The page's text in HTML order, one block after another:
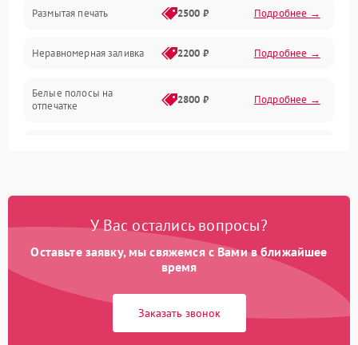
Панель управления и индикация
Режим работы
Питание и запуск
Размытая печать 2500 ₽ Подробнее →
Неравномерная заливка 2200 ₽ Подробнее →
Белые полосы на
отпечатке
2800 ₽ Подробнее →
У Вас остались вопросы?
Оставьте заявку, мы свяжемся с Вами в ближайшее
время
Заказать звонок